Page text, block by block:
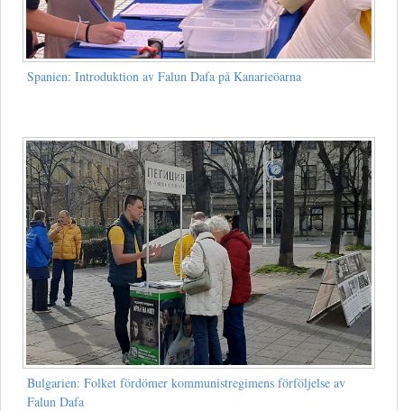
Spanien: Introduktion av Falun Dafa på Kanarieöarna
Bulgarien: Folket fördömer kommunistregimens förföljelse av
Falun Dafa